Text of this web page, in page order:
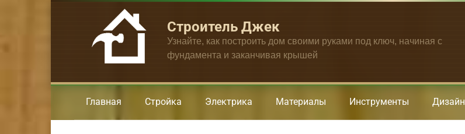
Строитель Джек
Узнайте, как построить дом своими руками под ключ, начиная с
фундамента и заканчивая крышей
Главная Стройка Электрика Материалы Инструменты Дизайн